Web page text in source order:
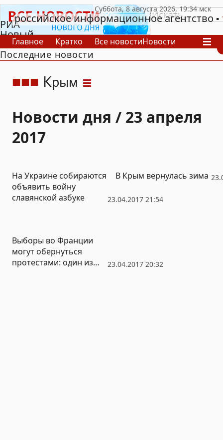
РИА
Новый
День
российское информационное агентство
Главное Кратко Все новостиНовости
В России
В мире
Последние новости
Крым
Новости дня / 23 апреля
2017
23.04.2017 21:54
На Украине собираются
объявить войну
славянской азбуке
В Крым вернулась зима
23.04.2017 20:32
Выборы во Франции
могут обернуться
протестами: один из